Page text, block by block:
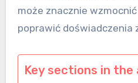
może znacznie
poprawić doświadczenia
Key sections in